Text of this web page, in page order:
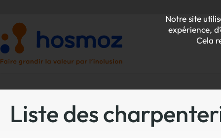
Notre site
expérience,
Cela
Liste des